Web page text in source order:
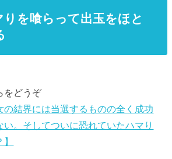
を喰らって出玉をほと
をどうぞ
の結界には当選するものの全く成功
い。そしてついに恐れていたハマり